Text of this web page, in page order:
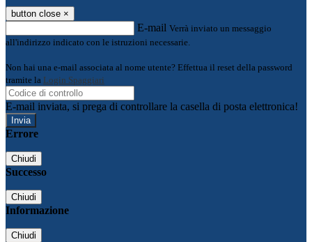
button close ×
E-mail Verrà inviato un messaggio
all'indirizzo indicato con le istruzioni necessarie.
Non hai una e-mail associata al nome utente? Effettua il reset della password
tramite la Login Spaggiari
E-mail inviata, si prega di controllare la casella di posta elettronica!
Errore
Chiudi
Successo
Chiudi
Informazione
Chiudi